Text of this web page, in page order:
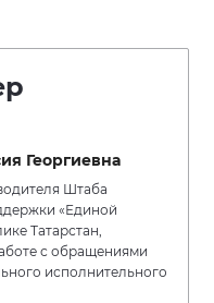
Георгиевна
Штаба
«Единой
Татарстан,
с обращениями
исполнительного